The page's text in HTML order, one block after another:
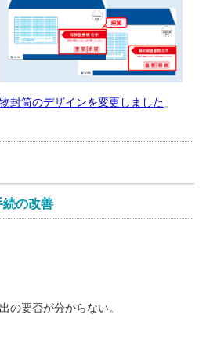
封筒のデザインを変更しました 」
続の改善
の要否が分からない。